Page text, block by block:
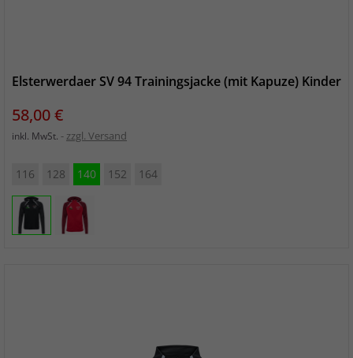
Elsterwerdaer SV 94 Trainingsjacke (mit Kapuze) Kinder
Preis
58,00 €
inkl. MwSt. zzgl. Versand
116 128 140 152 164